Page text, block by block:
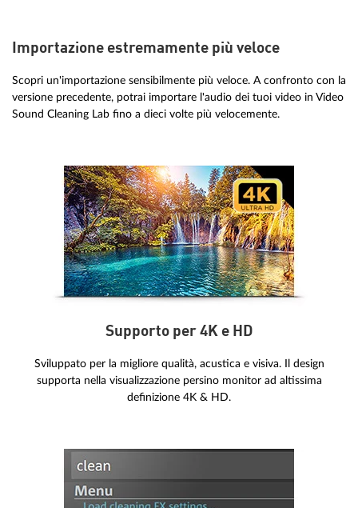
Importazione estremamente più veloce
Scopri un'importazione sensibilmente più veloce. A confronto con la
versione precedente, potrai importare l'audio dei tuoi video in Video
Sound Cleaning Lab fino a dieci volte più velocemente.
Supporto per 4K e HD
Sviluppato per la migliore qualità, acustica e visiva. Il design
supporta nella visualizzazione persino monitor ad altissima
definizione 4K & HD.